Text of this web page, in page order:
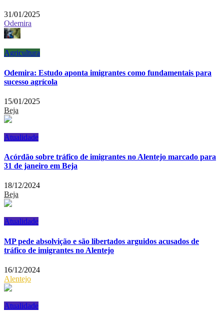
31/01/2025
Odemira
Agricultura
Odemira: Estudo aponta imigrantes como fundamentais para
sucesso agrícola
15/01/2025
Beja
Atualidade
Acórdão sobre tráfico de imigrantes no Alentejo marcado para
31 de janeiro em Beja
18/12/2024
Beja
Atualidade
MP pede absolvição e são libertados arguidos acusados de
tráfico de imigrantes no Alentejo
16/12/2024
Alentejo
Atualidade